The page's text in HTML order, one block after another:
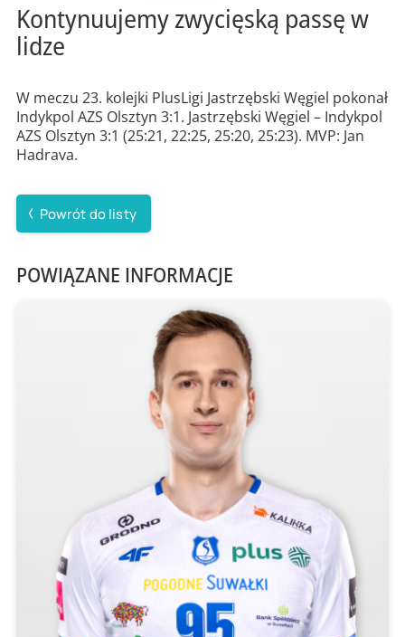
Kontynuujemy zwycięską passę w
lidze
W meczu 23. kolejki PlusLigi Jastrzębski Węgiel pokonał
Indykpol AZS Olsztyn 3:1. Jastrzębski Węgiel – Indykpol
AZS Olsztyn 3:1 (25:21, 22:25, 25:20, 25:23). MVP: Jan
Hadrava.
Powrót do listy
POWIĄZANE INFORMACJE